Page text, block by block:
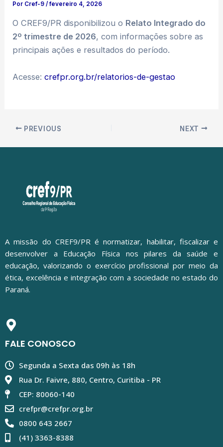
Por Cref-9/fevereiro 4, 2026
O CREF9/PR disponibilizou o Relato Integrado do
2º trimestre de 2026, com informações sobre as
principais ações e resultados do período.
Acesse:crefpr.org.br/relatorios-de-gestao
PREVIOUS NEXT
A missão do CREF9/PR é normatizar, habilitar, fiscalizar e
desenvolver a Educação Física nos pilares da saúde e
educação, valorizando o exercício profissional por meio da
ética, excelência e integração com a sociedade no estado do
Paraná.
FALE CONOSCO
Segunda a Sexta das 09h às 18h
Rua Dr. Faivre, 880, Centro, Curitiba - PR
CEP: 80060-140
crefpr@crefpr.org.br
0800 643 2667
(41) 3363-8388